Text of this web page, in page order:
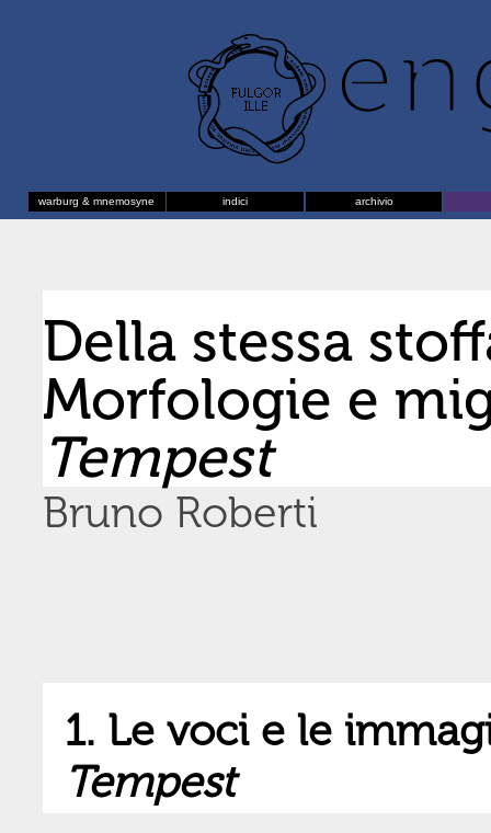
warburg & mnemosyne indici archivio
Della stessa
Morfologie e
Tempest
Bruno Roberti
1. Le voci e le
Tempest